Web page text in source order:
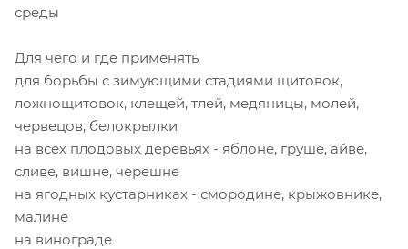
среды
Для чего и где применять
для борьбы с зимующими стадиями щитовок,
ложнощитовок, клещей, тлей, медяницы, молей,
червецов, белокрылки
на всех плодовых деревьях - яблоне, груше, айве,
сливе, вишне, черешне
на ягодных кустарниках - смородине, крыжовнике,
малине
на винограде